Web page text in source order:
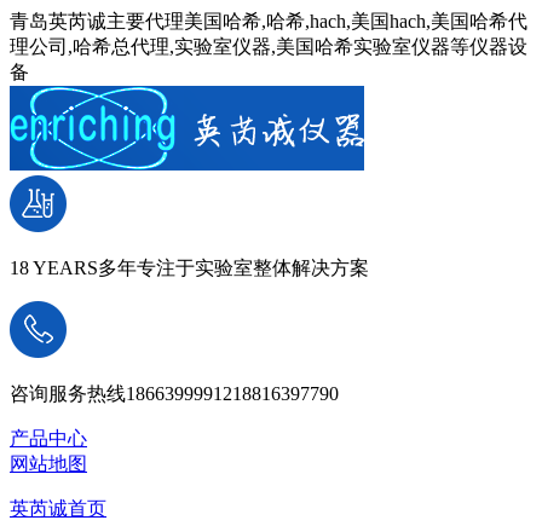
青岛英芮诚主要代理美国哈希,哈希,hach,美国hach,美国哈希代
理公司,哈希总代理,实验室仪器,美国哈希实验室仪器等仪器设
备
18 YEARS多年专注于实验室整体解决方案
咨询服务热线1866399991218816397790
产品中心
网站地图
英芮诚首页